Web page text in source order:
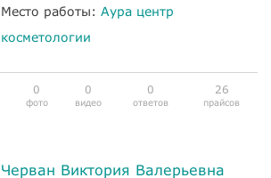
Место работы: Аура центр
косметологии
0
фото
0
видео
0
ответов
26
прайсов
Черван Виктория Валерьевна